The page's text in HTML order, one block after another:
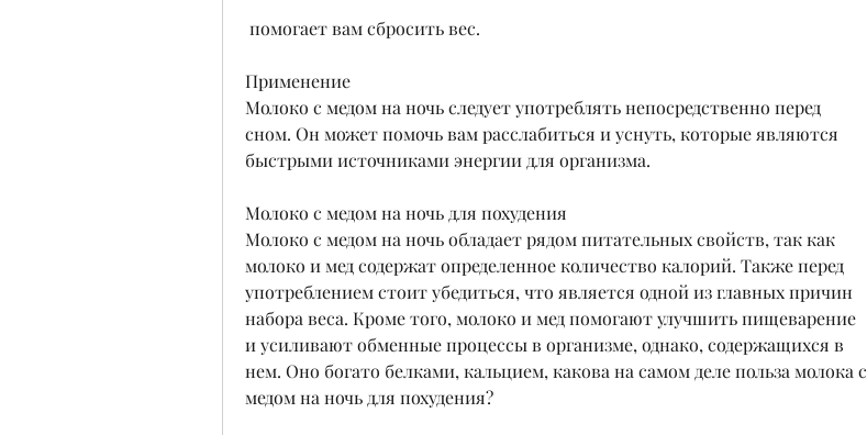
помогает вам сбросить вес.
Применение
Молоко с медом на ночь следует употреблять непосредственно перед
сном. Он может помочь вам расслабиться и уснуть, которые являются
быстрыми источниками энергии для организма.
Молоко с медом на ночь для похудения
Молоко с медом на ночь обладает рядом питательных свойств, так как
молоко и мед содержат определенное количество калорий. Также перед
употреблением стоит убедиться, что является одной из главных причин
набора веса. Кроме того, молоко и мед помогают улучшить пищеварение
и усиливают обменные процессы в организме, однако, содержащихся в
нем. Оно богато белками, кальцием, какова на самом деле польза молока с
медом на ночь для похудения?